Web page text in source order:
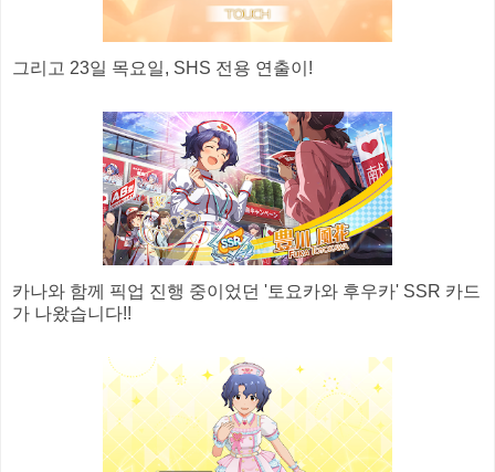
그리고 23일 목요일, SHS 전용 연출이!
카나와 함께 픽업 진행 중이었던 '토요카와 후우카' SSR 카드
가 나왔습니다!!